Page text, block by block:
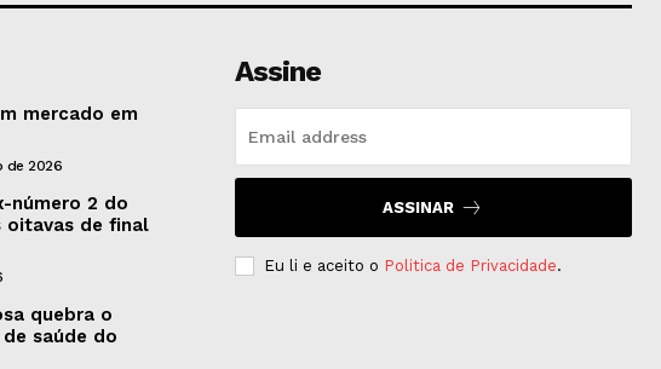
mercado em
de 2026
número 2 do
oitavas de final
quebra o
saúde do
Assine
ASSINAR
Eu li e aceito o Politica de Privacidade.